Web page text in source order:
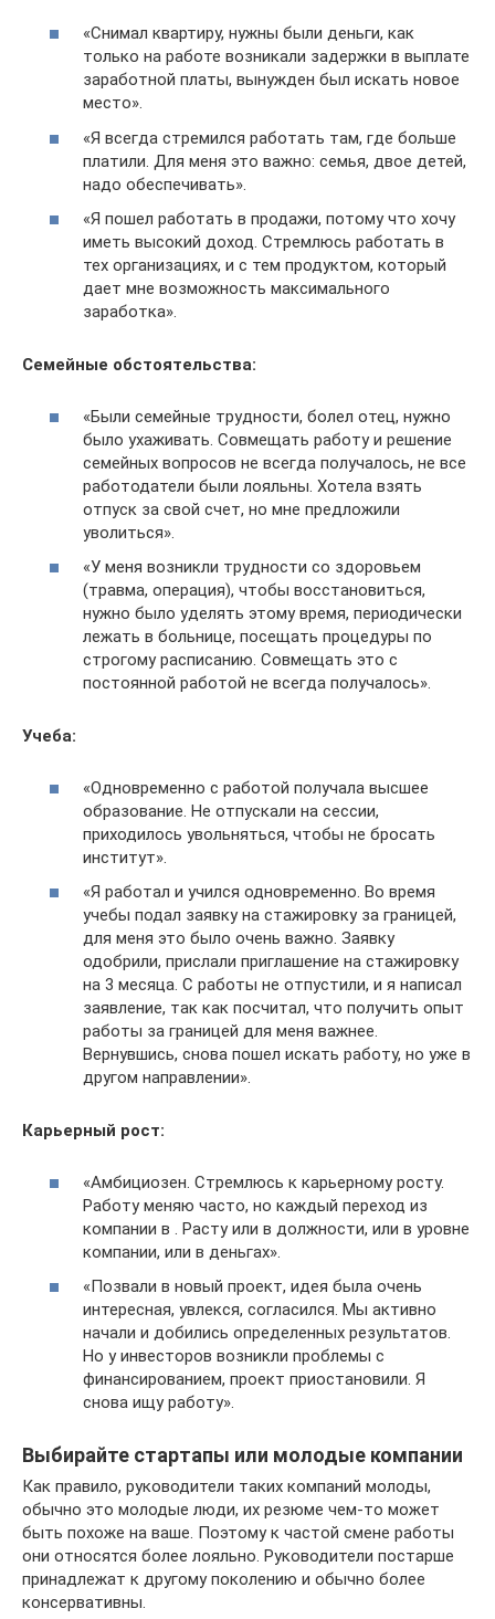
«Снимал квартиру, нужны были деньги, как
только на работе возникали задержки в выплате
заработной платы, вынужден был искать новое
место».
«Я всегда стремился работать там, где больше
платили. Для меня это важно: семья, двое детей,
надо обеспечивать».
«Я пошел работать в продажи, потому что хочу
иметь высокий доход. Стремлюсь работать в
тех организациях, и с тем продуктом, который
дает мне возможность максимального
заработка».
Семейные обстоятельства:
«Были семейные трудности, болел отец, нужно
было ухаживать. Совмещать работу и решение
семейных вопросов не всегда получалось, не все
работодатели были лояльны. Хотела взять
отпуск за свой счет, но мне предложили
уволиться».
«У меня возникли трудности со здоровьем
(травма, операция), чтобы восстановиться,
нужно было уделять этому время, периодически
лежать в больнице, посещать процедуры по
строгому расписанию. Совмещать это с
постоянной работой не всегда получалось».
Учеба:
«Одновременно с работой получала высшее
образование. Не отпускали на сессии,
приходилось увольняться, чтобы не бросать
институт».
«Я работал и учился одновременно. Во время
учебы подал заявку на стажировку за границей,
для меня это было очень важно. Заявку
одобрили, прислали приглашение на стажировку
на 3 месяца. С работы не отпустили, и я написал
заявление, так как посчитал, что получить опыт
работы за границей для меня важнее.
Вернувшись, снова пошел искать работу, но уже в
другом направлении».
Карьерный рост:
«Амбициозен. Стремлюсь к карьерному росту.
Работу меняю часто, но каждый переход из
компании в . Расту или в должности, или в уровне
компании, или в деньгах».
«Позвали в новый проект, идея была очень
интересная, увлекся, согласился. Мы активно
начали и добились определенных результатов.
Но у инвесторов возникли проблемы с
финансированием, проект приостановили. Я
снова ищу работу».
Выбирайте стартапы или молодые компании
Как правило, руководители таких компаний молоды,
обычно это молодые люди, их резюме чем-то может
быть похоже на ваше. Поэтому к частой смене работы
они относятся более лояльно. Руководители постарше
принадлежат к другому поколению и обычно более
консервативны.